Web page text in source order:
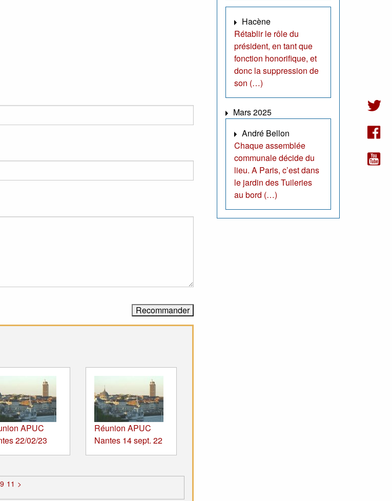
APUC
22/02/23
Réunion APUC
Nantes 14 sept. 22
9 11 >
Hacène
Rétablir le rôle du
président, en tant que
fonction honorifique, et
donc la suppression de
son (…)
Mars 2025
André Bellon
Chaque assemblée
communale décide du
lieu. A Paris, c’est dans
le jardin des Tuileries
au bord (…)